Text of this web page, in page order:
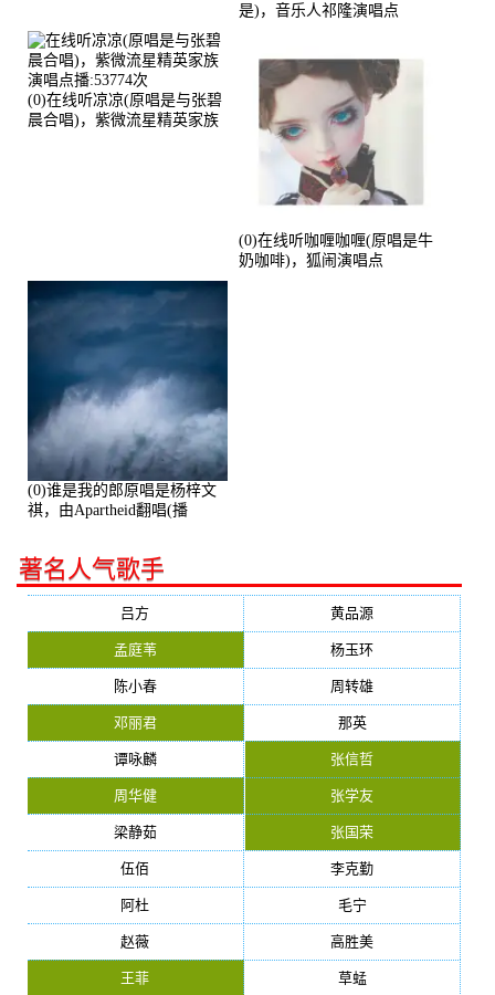
是)，音乐人祁隆演唱点
(0)在线听凉凉(原唱是与张碧
晨合唱)，紫微流星精英家族
(0)在线听咖喱咖喱(原唱是牛
奶咖啡)，狐闹演唱点
(0)谁是我的郎原唱是杨梓文
祺，由Apartheid翻唱(播
著名人气歌手
吕方 黄品源
孟庭苇 杨玉环
陈小春 周转雄
邓丽君 那英
谭咏麟 张信哲
周华健 张学友
梁静茹 张国荣
伍佰 李克勤
阿杜 毛宁
赵薇 高胜美
王菲 草蜢